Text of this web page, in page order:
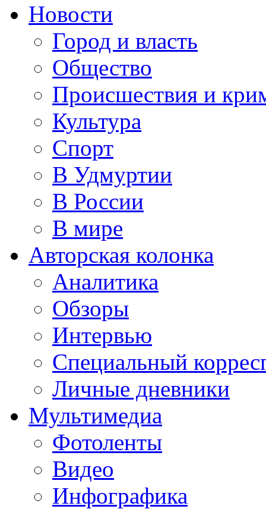
Новости
Город и власть
Общество
Происшествия и
Культура
Спорт
В Удмуртии
В России
В мире
Авторская колонка
Аналитика
Обзоры
Интервью
Специальный
Личные дневники
Мультимедиа
Фотоленты
Видео
Инфографика